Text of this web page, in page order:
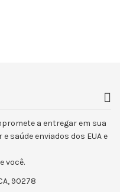
a entregar em sua
saúde enviados dos EUA e
você.
90278